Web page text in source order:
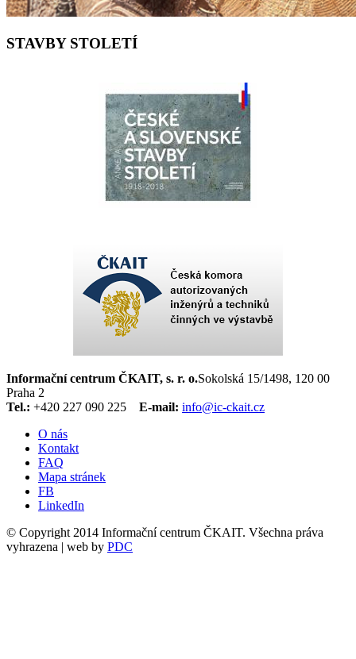
STAVBY STOLETÍ
Informační centrum ČKAIT, s. r. o.Sokolská 15/1498, 120 00
Praha 2
Tel.: +420 227 090 225 E-mail: info@ic-ckait.cz
O nás
Kontakt
FAQ
Mapa stránek
FB
LinkedIn
© Copyright 2014 Informační centrum ČKAIT. Všechna práva
vyhrazena | web by PDC